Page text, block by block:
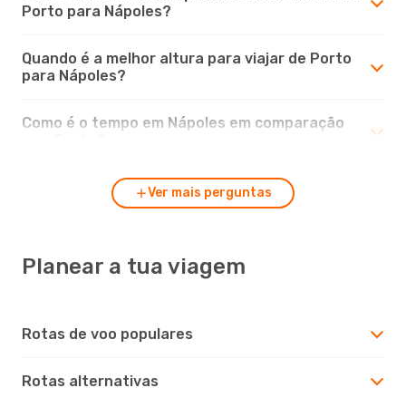
Porto para Nápoles?
Quando é a melhor altura para viajar de Porto
para Nápoles?
Como é o tempo em Nápoles em comparação
Ver mais perguntas
Planear a tua viagem
Rotas de voo populares
Rotas alternativas